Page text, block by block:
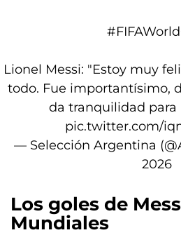
Lionel Messi: "Estoy muy
todo. Fue importantísimo,
da tranquilidad para
pic.twitter.com/
— Selección Argentina
2026
Los goles de
Mundiales